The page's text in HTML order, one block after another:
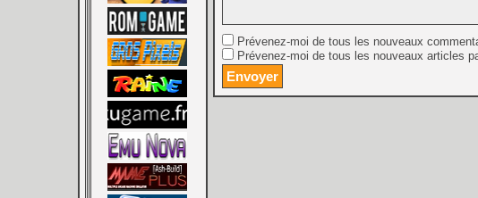
Prévenez-moi de tous les nouveaux
Prévenez-moi de tous les nouveaux articles